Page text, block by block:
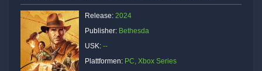
Release: 2024
Publisher: Bethesda
USK: --
Plattformen: PC, Xbox Series